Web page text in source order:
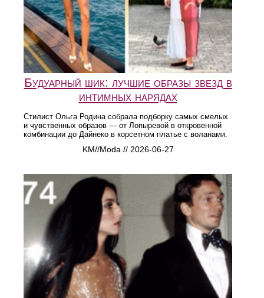
Будуарный шик: лучшие образы звезд в
интимных нарядах
Стилист Ольга Родина собрала подборку самых смелых
и чувственных образов — от Лопыревой в откровенной
комбинации до Дайнеко в корсетном платье с воланами.
KM//Moda // 2026-06-27